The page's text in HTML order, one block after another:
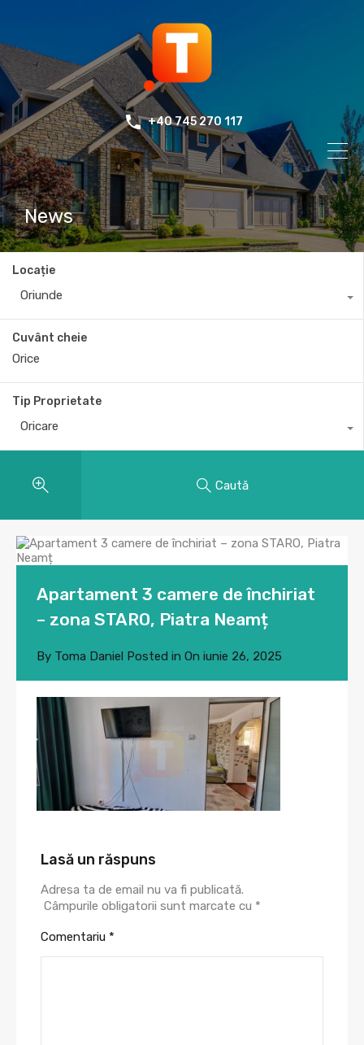
+40 745 270 117
News
Locație
Oriunde
Cuvânt cheie
Tip Proprietate
Oricare
Caută
Apartament 3 camere de închiriat
– zona STARO, Piatra Neamț
By Toma Daniel Posted in On iunie 26, 2025
Lasă un răspuns
Adresa ta de email nu va fi publicată.
Câmpurile obligatorii sunt marcate cu *
Comentariu *